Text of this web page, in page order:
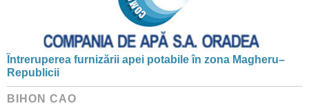
Întreruperea furnizării apei potabile în zona Magheru–
Republicii
BIHON CAO